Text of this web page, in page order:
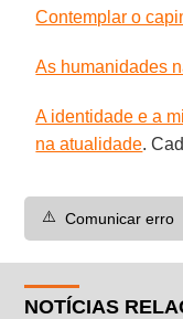
Contemplar o
As humanidades
A identidade e a
na atualidade.
⚠️ Comunicar erro
NOTÍCIAS